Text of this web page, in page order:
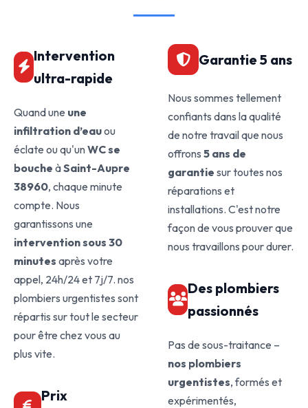
Intervention
ultra-rapide
Quand une une
infiltration d’eauou
éclate ou qu'unWC se
bouche àSaint-Aupre
38960, chaque minute
compte. Nous
garantissons une
intervention sous 30
minutes après votre
appel, 24h/24 et 7j/7. nos
plombiers urgentistes sont
répartis sur tout le secteur
pour être chez vous au
plus vite.
Prix
Garantie 5 ans
Nous sommes tellement
confiants dans la qualité
de notre travail que nous
offrons 5 ans de
garantie sur toutes nos
réparations et
installations. C'est notre
façon de vous prouver que
nous travaillons pour durer.
Des plombiers
passionnés
Pas de sous-traitance –
nos plombiers
urgentistes, formés et
expérimentés,